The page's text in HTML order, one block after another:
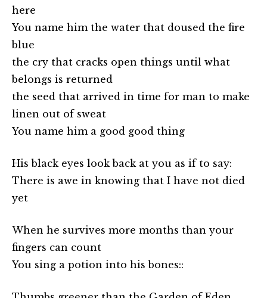
here
You name him the water that doused the fire
blue
the cry that cracks open things until what
belongs is returned
the seed that arrived in time for man to make
linen out of sweat
You name him a good good thing
His black eyes look back at you as if to say:
There is awe in knowing that I have not died
yet
When he survives more months than your
fingers can count
You sing a potion into his bones::